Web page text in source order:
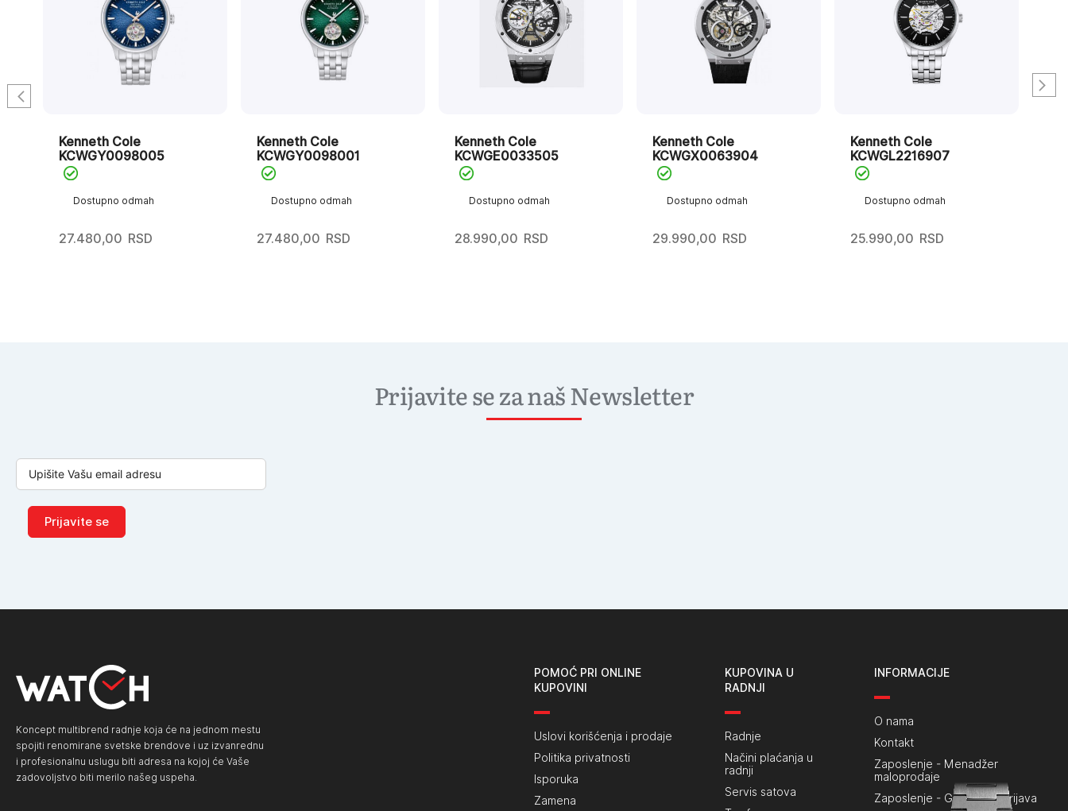
Dostupno odmah
Kenneth Cole
KCWGY0098005
27.480,00 RSD
Dostupno odmah
Kenneth Cole
KCWGY0098001
27.480,00 RSD
Dostupno odmah
Kenneth Cole
KCWGE0033505
28.990,00 RSD
Dostupno odmah
Kenneth Cole
KCWGX0063904
29.990,00 RSD
Dostupno odmah
Kenneth Cole
KCWGL2216907
25.990,00 RSD
Prijavite se za naš Newsletter
Prijavite se
Koncept multibrend radnje koja će na jednom mestu
spojiti renomirane svetske brendove i uz izvanrednu
i profesionalnu uslugu biti adresa na kojoj će Vaše
zadovoljstvo biti merilo našeg uspeha.
POMOĆ PRI ONLINE
KUPOVINI
Uslovi korišćenja i prodaje
Politika privatnosti
Isporuka
Zamena
KUPOVINA U
RADNJI
Radnje
Načini plaćanja u
radnji
Servis satova
INFORMACIJE
O nama
Kontakt
Zaposlenje - Menadžer
maloprodaje
Zaposlenje - Generalna prijava